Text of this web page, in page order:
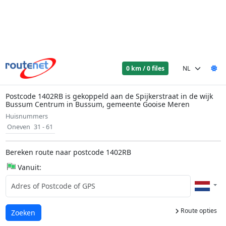
0 km / 0 files
Postcode 1402RB is gekoppeld aan de Spijkerstraat in de wijk
Bussum Centrum in Bussum, gemeente Gooise Meren
Huisnummers
Oneven 31 - 61
Bereken route naar postcode 1402RB
Vanuit:
Route opties
Laden...
Zoeken